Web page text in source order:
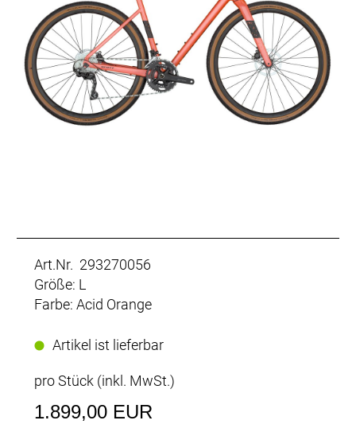
Art.Nr. 293270056
Größe: L
Farbe: Acid Orange
Artikel ist lieferbar
pro Stück (inkl. MwSt.)
1.899,00 EUR